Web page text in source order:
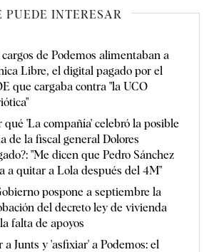
PUEDE INTERESAR
cargos de Podemos alimentaban a
Libre, el digital pagado por el
que cargaba contra "la UCO
qué 'La compañía' celebró la posible
de la fiscal general Dolores
"Me dicen que Pedro Sánchez
a quitar a Lola después del 4M"
pospone a septiembre la
del decreto ley de vivienda
falta de apoyos
a Junts y 'asfixiar' a Podemos: el